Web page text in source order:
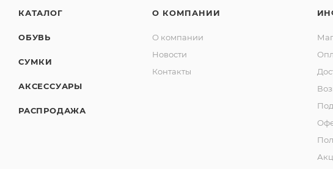
КАТАЛОГ
ОБУВЬ
СУМКИ
АКСЕССУАРЫ
РАСПРОДАЖА
О КОМПАНИИ
О компании
Новости
Контакты